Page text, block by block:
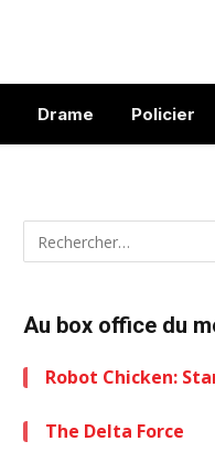
Drame Policier
Au box office du
Robot Chicken:
The Delta Force